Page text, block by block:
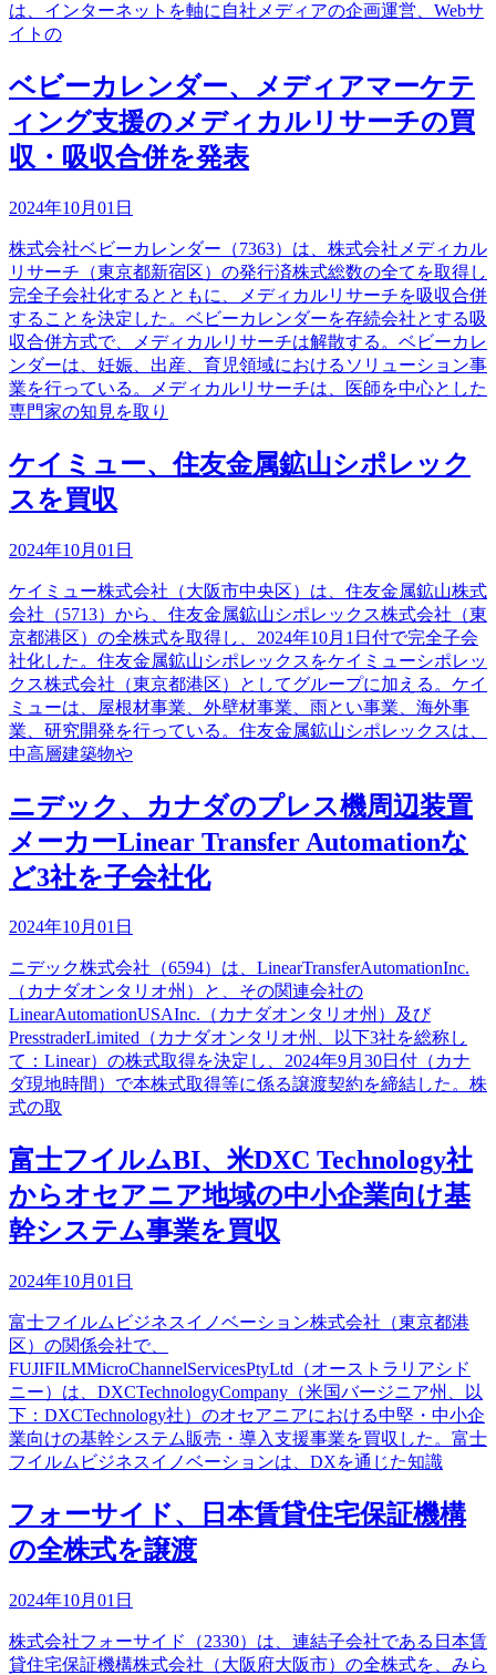
は、インターネットを軸に自社メディアの企画運営、Webサ
イトの
ベビーカレンダー、メディアマーケテ
ィング支援のメディカルリサーチの買
収・吸収合併を発表
2024年10月01日
株式会社ベビーカレンダー（7363）は、株式会社メディカル
リサーチ（東京都新宿区）の発行済株式総数の全てを取得し
完全子会社化するとともに、メディカルリサーチを吸収合併
することを決定した。ベビーカレンダーを存続会社とする吸
収合併方式で、メディカルリサーチは解散する。ベビーカレ
ンダーは、妊娠、出産、育児領域におけるソリューション事
業を行っている。メディカルリサーチは、医師を中心とした
専門家の知見を取り
ケイミュー、住友金属鉱山シポレック
スを買収
2024年10月01日
ケイミュー株式会社（大阪市中央区）は、住友金属鉱山株式
会社（5713）から、住友金属鉱山シポレックス株式会社（東
京都港区）の全株式を取得し、2024年10月1日付で完全子会
社化した。住友金属鉱山シポレックスをケイミューシポレッ
クス株式会社（東京都港区）としてグループに加える。ケイ
ミューは、屋根材事業、外壁材事業、雨とい事業、海外事
業、研究開発を行っている。住友金属鉱山シポレックスは、
中高層建築物や
ニデック、カナダのプレス機周辺装置
メーカーLinear Transfer Automationな
ど3社を子会社化
2024年10月01日
ニデック株式会社（6594）は、LinearTransferAutomationInc.
（カナダオンタリオ州）と、その関連会社の
LinearAutomationUSAInc.（カナダオンタリオ州）及び
PresstraderLimited（カナダオンタリオ州、以下3社を総称し
て：Linear）の株式取得を決定し、2024年9月30日付（カナ
ダ現地時間）で本株式取得等に係る譲渡契約を締結した。株
式の取
富士フイルムBI、米DXC Technology社
からオセアニア地域の中小企業向け基
幹システム事業を買収
2024年10月01日
富士フイルムビジネスイノベーション株式会社（東京都港
区）の関係会社で、
FUJIFILMMicroChannelServicesPtyLtd（オーストラリアシド
ニー）は、DXCTechnologyCompany（米国バージニア州、以
下：DXCTechnology社）のオセアニアにおける中堅・中小企
業向けの基幹システム販売・導入支援事業を買収した。富士
フイルムビジネスイノベーションは、DXを通じた知識
フォーサイド、日本賃貸住宅保証機構
の全株式を譲渡
2024年10月01日
株式会社フォーサイド（2330）は、連結子会社である日本賃
貸住宅保証機構株式会社（大阪府大阪市）の全株式を、みら